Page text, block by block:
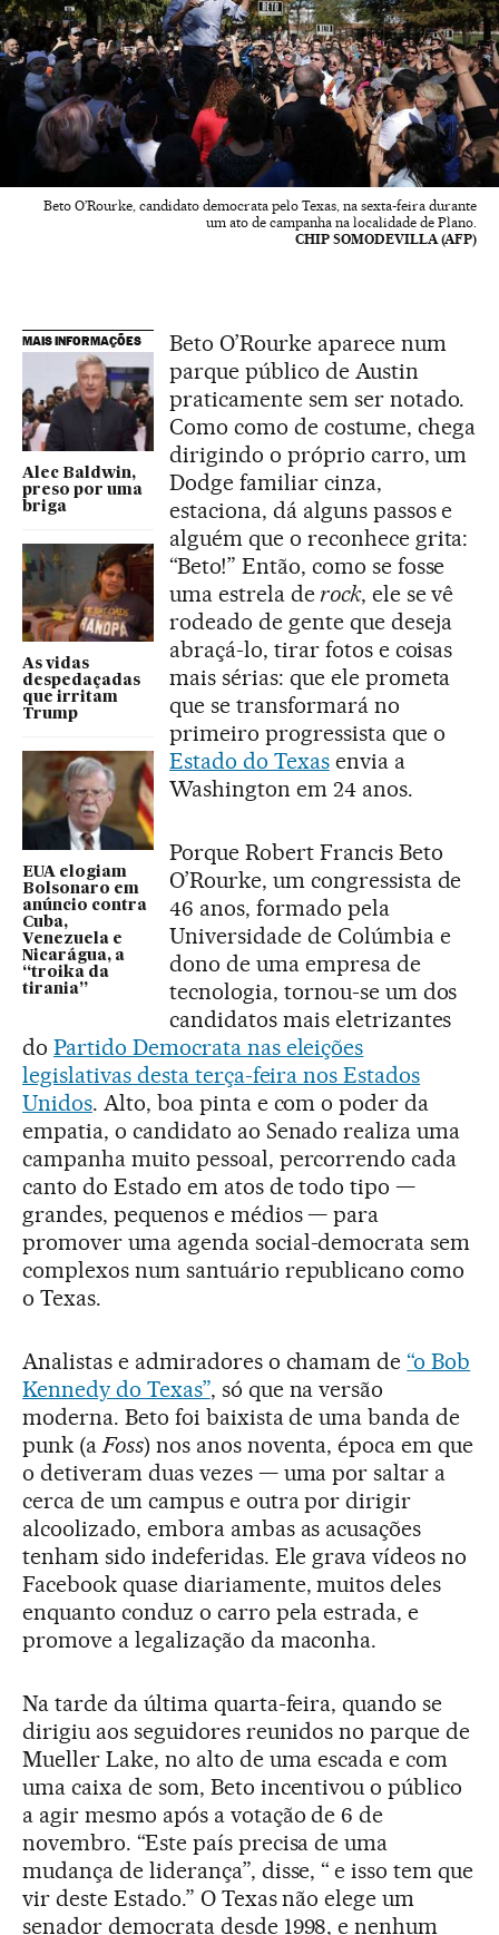
Beto O’Rourke, candidato democrata pelo Texas, na sexta-feira durante
um ato de campanha na localidade de Plano.
CHIP SOMODEVILLA (AFP)
MAIS INFORMAÇÕES
Alec Baldwin,
preso por uma
briga
As vidas
despedaçadas
que irritam
Trump
EUA elogiam
Bolsonaro em
anúncio contra
Cuba,
Venezuela e
Nicarágua, a
“troika da
tirania”
Beto O’Rourke aparece num
parque público de Austin
praticamente sem ser notado.
Como como de costume, chega
dirigindo o próprio carro, um
Dodge familiar cinza,
estaciona, dá alguns passos e
alguém que o reconhece grita:
“Beto!” Então, como se fosse
uma estrela derock, ele se vê
rodeado de gente que deseja
abraçá-lo, tirar fotos e coisas
mais sérias: que ele prometa
que se transformará no
primeiro progressista que o
Estado do Texasenvia a
Washington em 24 anos.
Porque Robert Francis Beto
O’Rourke, um congressista de
46 anos, formado pela
Universidade de Colúmbia e
dono de uma empresa de
tecnologia, tornou-se um dos
candidatos mais eletrizantes
do Partido Democrata nas eleições
legislativas desta terça-feira nos Estados
Unidos. Alto, boa pinta e com o poder da
empatia, o candidato ao Senado realiza uma
campanha muito pessoal, percorrendo cada
canto do Estado em atos de todo tipo —
grandes, pequenos e médios — para
promover uma agenda social-democrata sem
complexos num santuário republicano como
o Texas.
Analistas e admiradores o chamam de“o Bob
Kennedy do Texas”, só que na versão
moderna. Beto foi baixista de uma banda de
punk (aFoss) nos anos noventa, época em que
o detiveram duas vezes — uma por saltar a
cerca de um campus e outra por dirigir
alcoolizado, embora ambas as acusações
tenham sido indeferidas. Ele grava vídeos no
Facebook quase diariamente, muitos deles
enquanto conduz o carro pela estrada, e
promove a legalização da maconha.
Na tarde da última quarta-feira, quando se
dirigiu aos seguidores reunidos no parque de
Mueller Lake, no alto de uma escada e com
uma caixa de som, Beto incentivou o público
a agir mesmo após a votação de 6 de
novembro. “Este país precisa de uma
mudança de liderança”, disse, “ e isso tem que
vir deste Estado.” O Texas não elege um
senador democrata desde 1998, e nenhum